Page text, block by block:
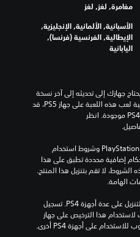
مغامرة, لغز, لغز
الأسبانية, الألمانية, الإنجليزية,
الإيطالية, الفرنسية (فرنسا),
اليابانية
الهامة.